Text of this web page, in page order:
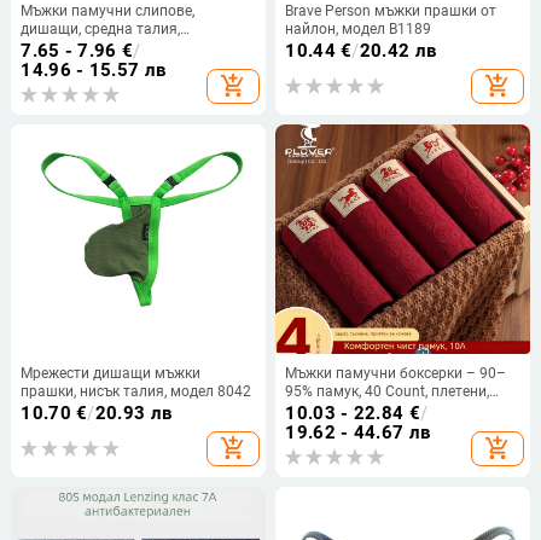
Мъжки памучни слипове,
дишащи, средна талия,
едноцветни, 100% памук
7.65 - 7.96 €/
14.96 - 15.57 лв
add_shopping_cart
Brave Person мъжки прашки от
найлон, модел B1189
10.44€/20.42 лв
add_shopping_cart
Мрежести дишащи мъжки
прашки, нисък талия, модел 8042
10.70 €/20.93 лв
add_shopping_cart
Мъжки памучни боксерки – 90–
95% памук, 40 Count, плетени,
гюсет от вискоза, бързосъхнещи,
дишащи, антибактериални
10.03 - 22.84 €/
19.62 - 44.67 лв
add_shopping_cart